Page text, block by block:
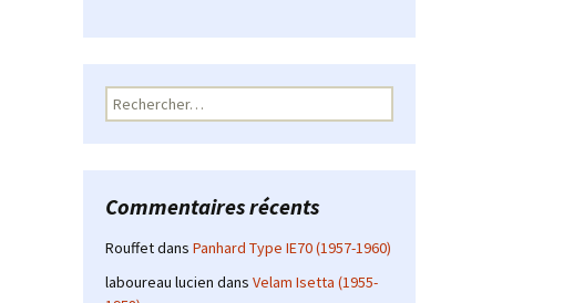
Rechercher :
Commentaires récents
Rouffetdans Panhard Type IE70 (1957-1960)
laboureau lucien dans Velam Isetta (1955-